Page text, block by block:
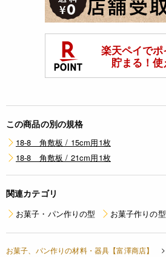
この商品の別の規格
18-8 角敷板 / 15cm用1枚
18-8 角敷板 / 21cm用1枚
関連カテゴリ
お菓子・パン作りの型 お菓子作りの型
お菓子、パン作りの材料・器具【富澤商店】